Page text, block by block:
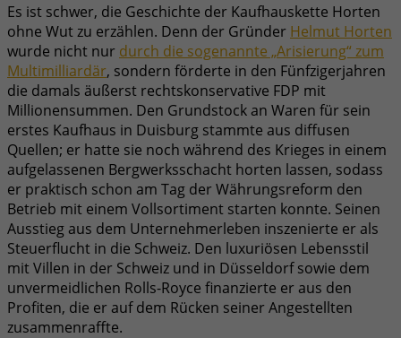
Es ist schwer, die Geschichte der Kaufhauskette Horten
ohne Wut zu erzählen. Denn der Gründer Helmut Horten
wurde nicht nur durch die sogenannte „Arisierung“ zum
Multimilliardär, sondern förderte in den Fünfzigerjahren
die damals äußerst rechtskonservative FDP mit
Millionensummen. Den Grundstock an Waren für sein
erstes Kaufhaus in Duisburg stammte aus diffusen
Quellen; er hatte sie noch während des Krieges in einem
aufgelassenen Bergwerksschacht horten lassen, sodass
er praktisch schon am Tag der Währungsreform den
Betrieb mit einem Vollsortiment starten konnte. Seinen
Ausstieg aus dem Unternehmerleben inszenierte er als
Steuerflucht in die Schweiz. Den luxuriösen Lebensstil
mit Villen in der Schweiz und in Düsseldorf sowie dem
unvermeidlichen Rolls-Royce finanzierte er aus den
Profiten, die er auf dem Rücken seiner Angestellten
zusammenraffte.